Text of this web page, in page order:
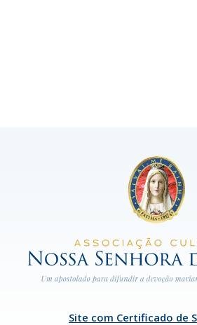
Site com Certificado de